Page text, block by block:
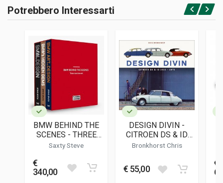
Rilegato
ISBN / EAN
9791096269037
Editions Francois Vanaret
LINGUA DEL TESTO
Francese
DATA DI STAMPA
28 x 26 x 3 cm
Accedi o registrati
Potrebbero Interessarti
BMW BEHIND THE
SCENES - THREE
BOOK SET
Saxty Steve
€
340,00
DESIGN DIVIN -
CITROEN DS & ID
1955 - 1975
Bronkhorst Chris
€ 55,00
€